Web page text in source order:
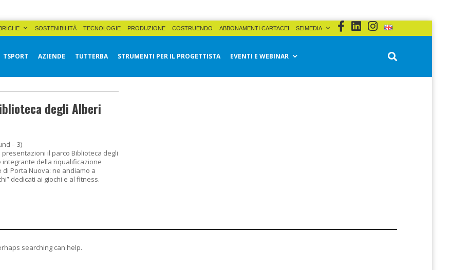
SOSTENIBILITÀ TECNOLOGIE PRODUZIONE COSTRUENDO ABBONAMENTI CARTACEI SEIMEDIA
TSPORT AZIENDE TUTTERBA STRUMENTI PER IL PROGETTISTA EVENTI E WEBINAR
degli Alberi
– 3)
il parco Biblioteca degli
integrante della riqualificazione
di Porta Nuova: ne andiamo a
dedicati ai giochi e al fitness.
searching can help.